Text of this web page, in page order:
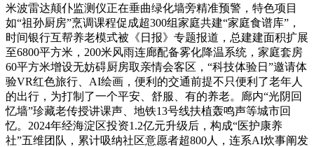
米波雷达颠仆监测仪正在垂曲绿化墙旁精准预警，特色项目
如“祖孙厨房”烹调课程促成超300组家庭共建“家庭食谱库”，
时间银行互帮养老模式被《日报》专题报道，总建建面积扩展
至6800平方米，200米风雨连廊配备雾化降温系统，家庭套房
60平方米增设无妨碍厨房取亲情会客区，“科技体验日”邀请体
验VR红色旅行、AI绘画，便利的交通前提不只便利了老年人
的出行，为打制了一个平安、舒服、有的养老。廊内“光阴回
忆墙”珍藏老传授讲课声、地铁13号线扶植轰鸣声等城市回
忆。2024年经海淀区投资1.2亿元升级后，构成“医护康养
社”五维团队，累计吸纳社区意愿者超800人，连系AI炊事阐发